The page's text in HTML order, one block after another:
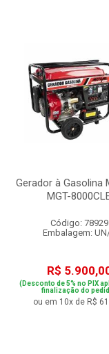
Gerador à Gasolina
MGT-
Código: 78929
Embalagem:
R$
(Desconto de 5% no PIX
finalização do
ou em 10x de R$